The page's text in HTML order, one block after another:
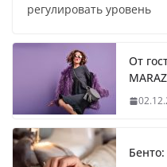
регулировать уровень
От